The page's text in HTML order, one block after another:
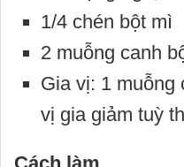
1/4 chén bột mì
2 muỗng canh
Gia vị: 1 muỗng
vị gia giảm tuỳ